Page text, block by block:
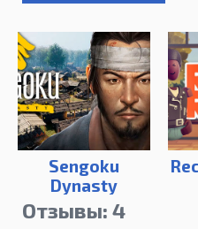
Sengoku
Dynasty
Отзывы: 4